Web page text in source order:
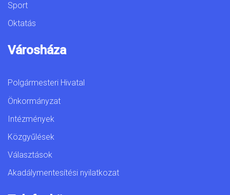
Sport
Oktatás
Városháza
Polgármesteri Hivatal
Önkormányzat
Intézmények
Közgyűlések
Választások
Akadálymentesítési nyilatkozat